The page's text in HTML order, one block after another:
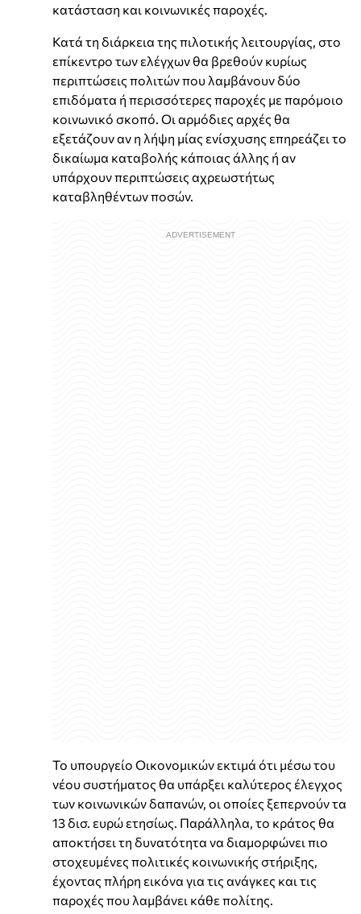
κατάσταση και κοινωνικές παροχές.
Κατά τη διάρκεια της πιλοτικής λειτουργίας, στο
επίκεντρο των ελέγχων θα βρεθούν κυρίως
περιπτώσεις πολιτών που λαμβάνουν δύο
επιδόματα ή περισσότερες παροχές με παρόμοιο
κοινωνικό σκοπό. Οι αρμόδιες αρχές θα
εξετάζουν αν η λήψη μίας ενίσχυσης επηρεάζει το
δικαίωμα καταβολής κάποιας άλλης ή αν
υπάρχουν περιπτώσεις αχρεωστήτως
καταβληθέντων ποσών.
Το υπουργείο Οικονομικών εκτιμά ότι μέσω του
νέου συστήματος θα υπάρξει καλύτερος έλεγχος
των κοινωνικών δαπανών, οι οποίες ξεπερνούν τα
13 δισ. ευρώ ετησίως. Παράλληλα, το κράτος θα
αποκτήσει τη δυνατότητα να διαμορφώνει πιο
στοχευμένες πολιτικές κοινωνικής στήριξης,
έχοντας πλήρη εικόνα για τις ανάγκες και τις
παροχές που λαμβάνει κάθε πολίτης.